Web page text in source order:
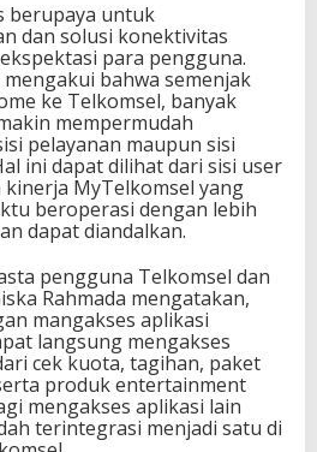
berupaya untuk
dan solusi konektivitas
para pengguna.
bahwa semenjak
ke Telkomsel, banyak
mempermudah
pelayanan maupun sisi
ini dapat dilihat dari sisi user
kinerja MyTelkomsel yang
beroperasi dengan lebih
dapat diandalkan.
pengguna Telkomsel dan
Rahmada mengatakan,
mangakses aplikasi
langsung mengakses
cek kuota, tagihan, paket
produk entertainment
mengakses aplikasi lain
terintegrasi menjadi satu di